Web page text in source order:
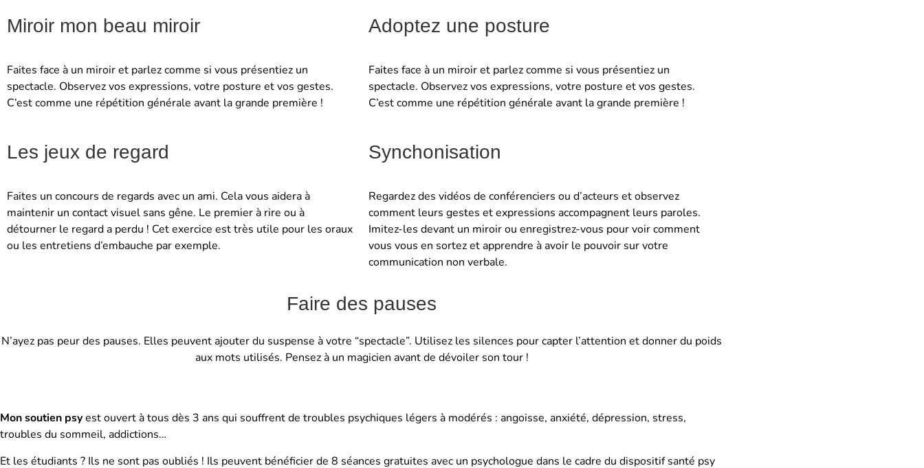
Miroir mon beau miroir
Faites face à un miroir et parlez comme si vous présentiez un
spectacle. Observez vos expressions, votre posture et vos gestes.
C’est comme une répétition générale avant la grande première !
Les jeux de regard
Faites un concours de regards avec un ami. Cela vous aidera à
maintenir un contact visuel sans gêne. Le premier à rire ou à
détourner le regard a perdu ! Cet exercice est très utile pour les oraux
ou les entretiens d’embauche par exemple.
Adoptez une posture
Faites face à un miroir et parlez comme si vous présentiez un
spectacle. Observez vos expressions, votre posture et vos gestes.
C’est comme une répétition générale avant la grande première !
Synchonisation
Regardez des vidéos de conférenciers ou d’acteurs et observez
comment leurs gestes et expressions accompagnent leurs paroles.
Imitez-les devant un miroir ou enregistrez-vous pour voir comment
vous vous en sortez et apprendre à avoir le pouvoir sur votre
communication non verbale.
Faire des pauses
N’ayez pas peur des pauses. Elles peuvent ajouter du suspense à votre “spectacle”. Utilisez les silences pour capter l’attention et donner du poids
aux mots utilisés. Pensez à un magicien avant de dévoiler son tour !
Mon soutien psyest ouvert à tous dès 3 ans qui souffrent de troubles psychiques légers à modérés : angoisse, anxiété, dépression, stress,
troubles du sommeil, addictions…
Et les étudiants ? Ils ne sont pas oubliés ! Ils peuvent bénéficier de 8 séances gratuites avec un psychologue dans le cadre du dispositif santé psy